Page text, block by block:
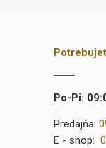
Po-Pi:
Predajňa:
E - shop: